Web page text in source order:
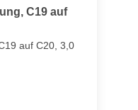
C19 auf
auf C20, 3,0